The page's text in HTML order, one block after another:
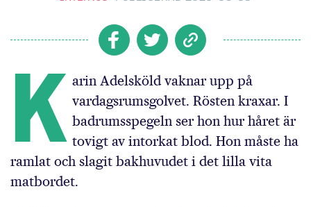
K arin Adelsköld vaknar upp på
vardagsrumsgolvet. Rösten kraxar. I
badrumsspegeln ser hon hur håret är
tovigt av intorkat blod. Hon måste ha
ramlat och slagit bakhuvudet i det lilla vita
matbordet.